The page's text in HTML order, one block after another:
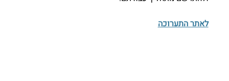
לאתר התערוכה